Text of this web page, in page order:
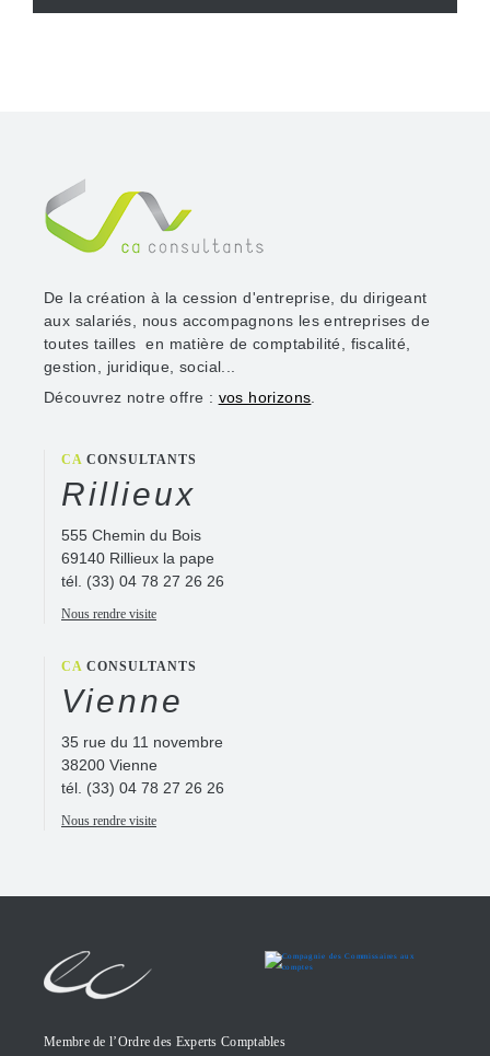
De la création à la cession d'entreprise, du dirigeant
aux salariés, nous accompagnons les entreprises de
toutes tailles en matière de comptabilité, fiscalité,
gestion, juridique, social...
Découvrez notre offre : vos horizons
CA CONSULTANTS
Rillieux
555 Chemin du Bois
69140 Rillieux la pape
tél. (33) 04 78 27 26 26
Nous rendre visite
CA CONSULTANTS
Vienne
35 rue du 11 novembre
38200 Vienne
tél. (33) 04 78 27 26 26
Nous rendre visite
Membre de l’Ordre des Experts Comptables